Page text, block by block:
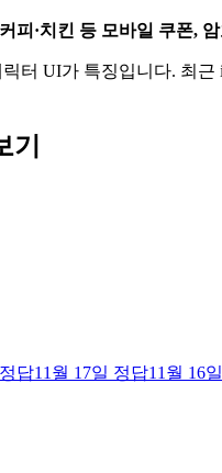
피·치킨 등 모바일 쿠폰,
터 UI가 특징입니다. 최
기
정답11월 17일 정답11월 16일